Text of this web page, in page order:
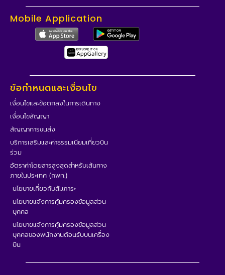
Mobile Application
ข้อกำหนดและเงื่อนไข
เงื่อนไขและข้อตกลงในการเดินทาง
เงื่อนไขสัญญา
สัญญาการขนส่ง
บริการเสริมและค่าธรรมเนียมเที่ยวบิน
ร่วม
อัตราค่าโดยสารสูงสุดสำหรับเส้นทาง
ภายในประเทศ (กพท.)
นโยบายเกี่ยวกับสัมภาระ
นโยบายแจ้งการคุ้มครองข้อมูลส่วน
บุคคล
นโยบายแจ้งการคุ้มครองข้อมูลส่วน
บุคคลของพนักงานต้อนรับบนเครื่อง
บิน